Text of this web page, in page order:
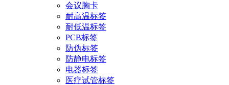
会议胸卡
耐高温标签
耐低温标签
PCB标签
防伪标签
防静电标签
电器标签
医疗试管标签